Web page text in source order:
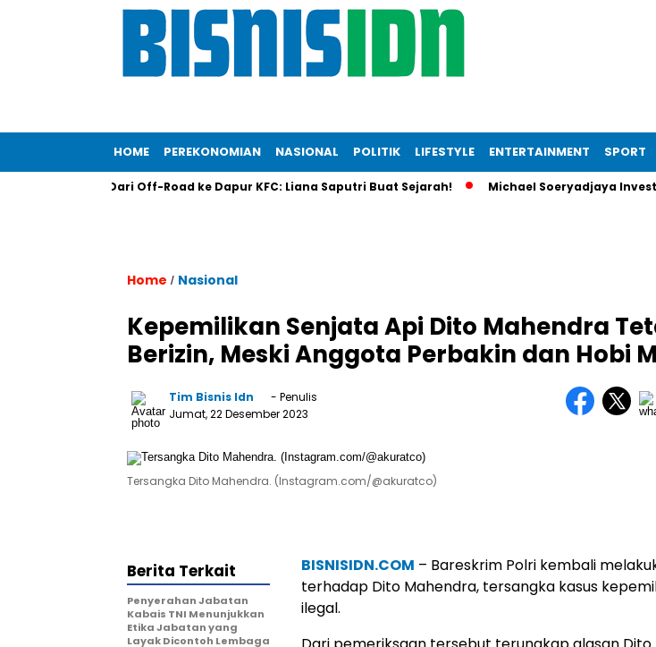
HOME PEREKONOMIAN NASIONAL POLITIK LIFESTYLE ENTERTAINMENT SPORT
Dari Off-Road ke Dapur KFC: Liana Saputri Buat Sejarah! Michael Soeryadjaya Investasi
Home / Nasional
Kepemilikan Senjata Api Dito Mahendra
Berizin, Meski Anggota Perbakin dan Hobi
Tim Bisnis Idn
- Penulis
Jumat, 22 Desember 2023
Tersangka Dito Mahendra. (Instagram.com/@akuratco)
BISNISIDN.COM – Bareskrim Polri kembali
terhadap Dito Mahendra, tersangka kasus
ilegal.
Berita Terkait
Penyerahan Jabatan
Kabais TNI Menunjukkan
Etika Jabatan yang
Layak Dicontoh Lembaga